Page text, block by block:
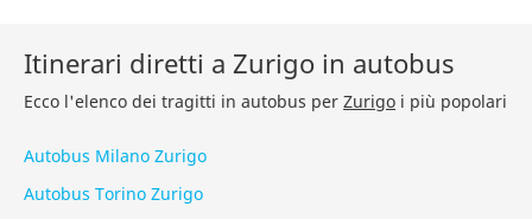
Itinerari diretti a Zurigo in autobus
Ecco l'elenco dei tragitti in autobus per Zurigo i più popolari
Autobus Milano Zurigo
Autobus Torino Zurigo